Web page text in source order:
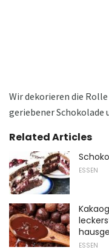
Wir dekorieren die
geriebener Schokolade
Related Articles
ESSEN
ESSEN